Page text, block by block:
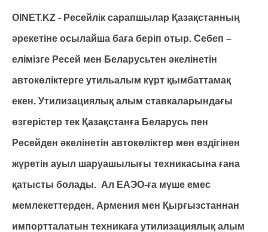
OINET.KZ - Ресейлік сарапшылар Қазақстанның
әрекетіне осылайша баға беріп отыр. Себеп –
елімізге Ресей мен Беларусьтен әкелінетін
автокөліктерге утильалым күрт қымбаттамақ
екен. Утилизациялық алым ставкаларындағы
өзгерістер тек Қазақстанға Беларусь пен
Ресейден әкелінетін автокөліктер мен өздігінен
жүретін ауыл шаруашылығы техникасына ғана
қатысты болады. Ал ЕАЭО-ға мүше емес
мемлекеттерден, Армения мен Қырғызстаннан
импортталатын техникаға утилизациялық алым